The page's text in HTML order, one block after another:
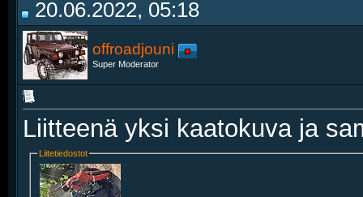
20.06.2022, 05:18
offroadjouni
Super Moderator
Liitteenä yksi kaatokuva ja
Liitetiedostot